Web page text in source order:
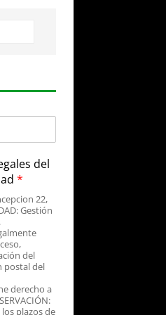
del
*
22,
Gestión
del
postal del
derecho a
plazos de